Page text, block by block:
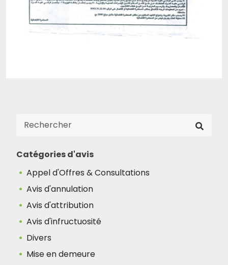
Catégories d'avis
Appel d'Offres & Consultations
Avis d'annulation
Avis d'attribution
Avis d'infructuosité
Divers
Mise en demeure